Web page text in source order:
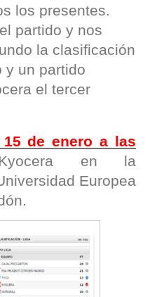
los presentes.
partido y nos
la clasificación
y un partido
el tercer
de enero a las
en la
Europea